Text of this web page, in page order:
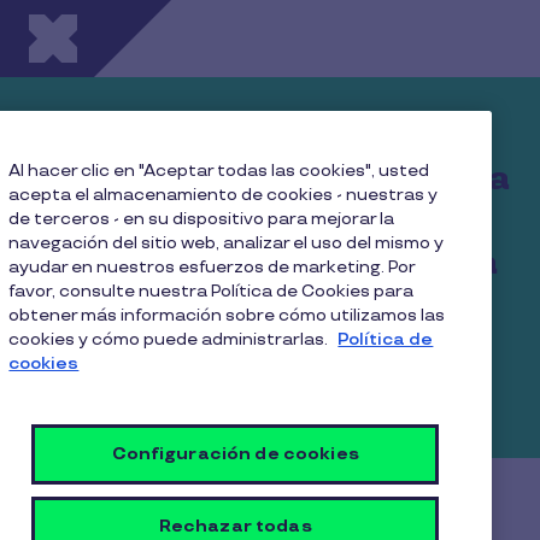
Pasar al contenido principal
Alimentación y obtén hasta
un 38,7% en ahorro
tributario para tu empresa
Somos líderes del mercado en beneficios de
alimentación para empresas y una solución
innovadora para gestionar los beneficios de tus
¡Descubre muchos más
Al hacer clic en "Aceptar todas las cookies", usted
acepta el almacenamiento de cookies - nuestras y
de terceros - en su dispositivo para mejorar la
navegación del sitio web, analizar el uso del mismo y
ayudar en nuestros esfuerzos de marketing. Por
favor, consulte nuestra Política de Cookies para
obtener más información sobre cómo utilizamos las
cookies y cómo puede administrarlas. Política de
cookies
Configuración de cookies
Rechazar todas